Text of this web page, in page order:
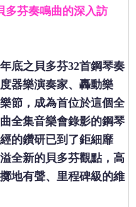
多芬奏鳴曲的深入訪
底之貝多芬32首鋼琴奏
器樂演奏家、轟動樂
節，成為首位於這個全
全集音樂會錄影的鋼琴
的鑽研已到了鉅細靡
全新的貝多芬觀點，高
地有聲、里程碑級的維